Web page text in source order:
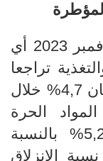
التضخم الضمني لشهر نوفمبر 2023 أي
تراجعا
4,7
% خلال
الحرة
مقابل 5,2% بالنسبة
الانزلاق